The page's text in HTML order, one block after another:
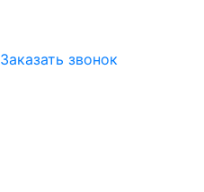
Заказать звонок